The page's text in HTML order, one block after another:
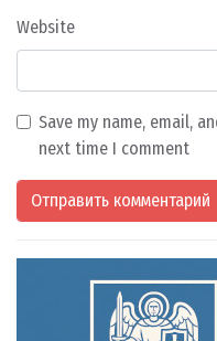
Website
Save my name, email,
next time I comment